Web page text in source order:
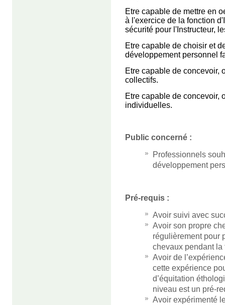
Etre capable de mettre en
à l'exercice de la fonction
sécurité pour l'Instructeur,
Etre capable de choisir et
développement personnel
Etre capable de concevoir,
collectifs.
Etre capable de concevoir,
individuelles.
Public concerné :
Professionnels
développement
Pré-requis :
Avoir suivi avec
Avoir son propre
régulièrement pour
chevaux pendant la
Avoir de
cette expérience
d’équitation
niveau est un pré-
Avoir expérimenté